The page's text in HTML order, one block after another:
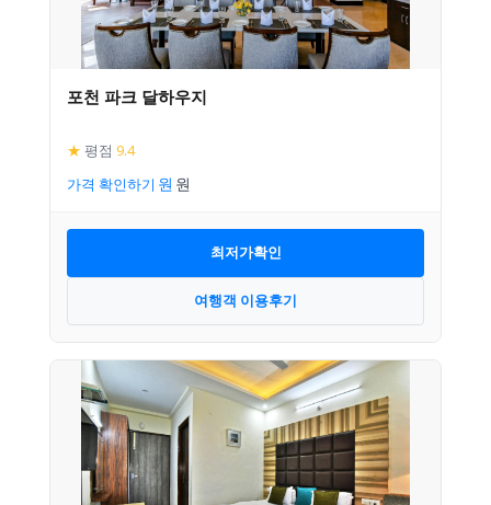
포천 파크 달하우지
★ 평점 9.4
가격 확인하기
최저가확인
여행객 이용후기